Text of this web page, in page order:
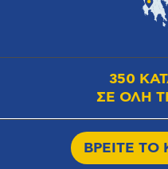
350
ΣΕ ΟΛΗ
ΒΡΕΙΤΕ